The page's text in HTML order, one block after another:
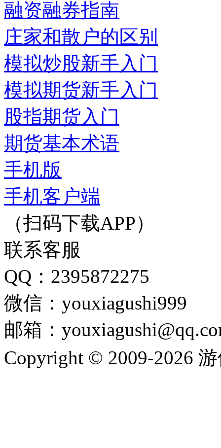
融资融券指南
庄家和散户的区别
模拟炒股新手入门
模拟期货新手入门
股指期货入门
期货基本术语
手机版
手机客户端
（扫码下载APP）
联系客服
QQ：2395872275
微信：youxiagushi999
邮箱：
Copyright © 2009-2026